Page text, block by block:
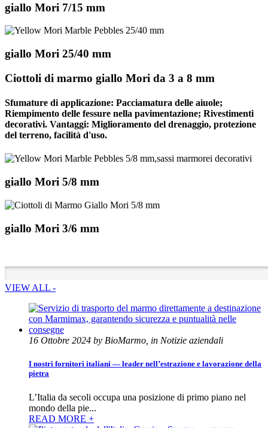
giallo Mori 7/15 mm
giallo Mori 25/40 mm
Ciottoli di marmo giallo Mori da 3 a 8 mm
Sfumature di applicazione: Pacciamatura delle aiuole;
Riempimento delle fessure nella pavimentazione; Rivestimenti
decorativi. Vantaggi: Miglioramento del drenaggio, protezione
del terreno, facilità d'uso.
giallo Mori 5/8 mm
giallo Mori 3/6 mm
VIEW ALL -
16 Ottobre 2024 by BioMarmo, in Notizie aziendali
I nostri fornitori italiani — leader nell’estrazione e lavorazione della
pietra
L’Italia da secoli occupa una posizione di primo piano nel
mondo della pie...
READ MORE +